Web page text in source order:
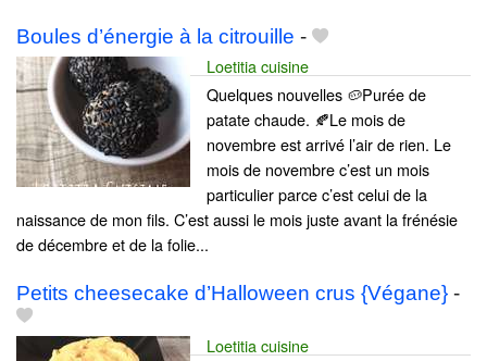
Boules d’énergie à la citrouille -
Loetitia cuisine
Quelques nouvelles 🥔Purée de
patate chaude. 🍂Le mois de
novembre est arrivé l’air de rien. Le
mois de novembre c’est un mois
particulier parce c’est celui de la
naissance de mon fils. C’est aussi le mois juste avant la frénésie
de décembre et de la folie...
Petits cheesecake d’Halloween crus {Végane} -
Loetitia cuisine